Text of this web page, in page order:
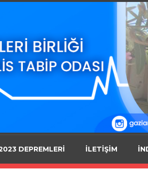
DEPREMLERİ İLETİŞİM